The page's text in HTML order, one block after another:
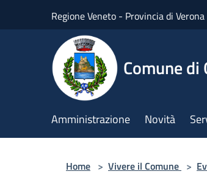
Regione Veneto - Provincia di Verona
Comune di
Amministrazione Novità
Home > Vivere il Comune >